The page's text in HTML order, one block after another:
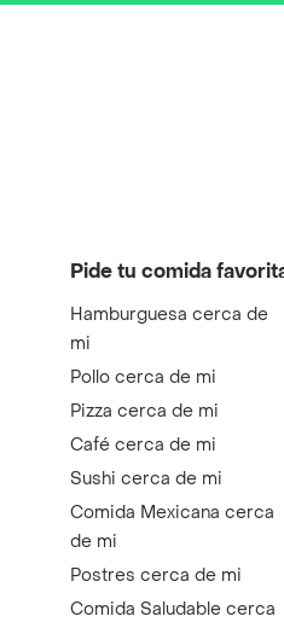
Pide tu comida
Hamburguesa cerca de
mi
Pollo cerca de mi
Pizza cerca de mi
Café cerca de mi
Sushi cerca de mi
Comida Mexicana cerca
de mi
Postres cerca de mi
Comida Saludable cerca